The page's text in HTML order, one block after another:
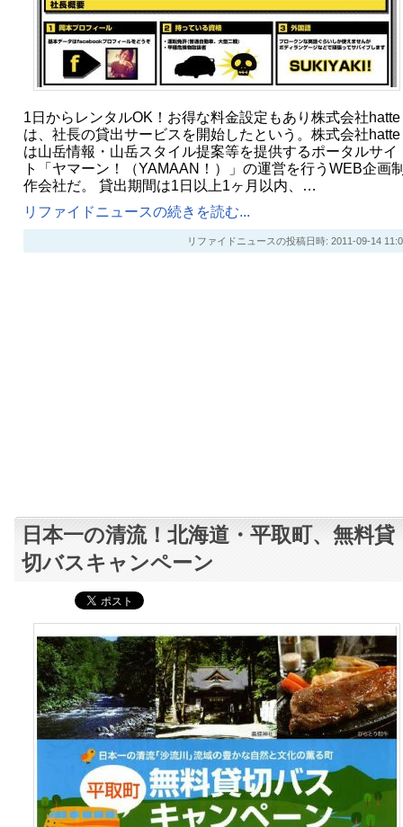
1日からレンタルOK！お得な料金設定もあり株式会社hatte
は、社長の貸出サービスを開始したという。株式会社hatte
は山岳情報・山岳スタイル提案等を提供するポータルサイ
ト「ヤマーン！（YAMAAN！）」の運営を行うWEB企画
作会社だ。 貸出期間は1日以上1ヶ月以内、…
リファイドニュースの続きを読む...
リファイドニュースの投稿日時: 2011-09-14
日本一の清流！北海道・平取町、無料貸
切バスキャンペーン